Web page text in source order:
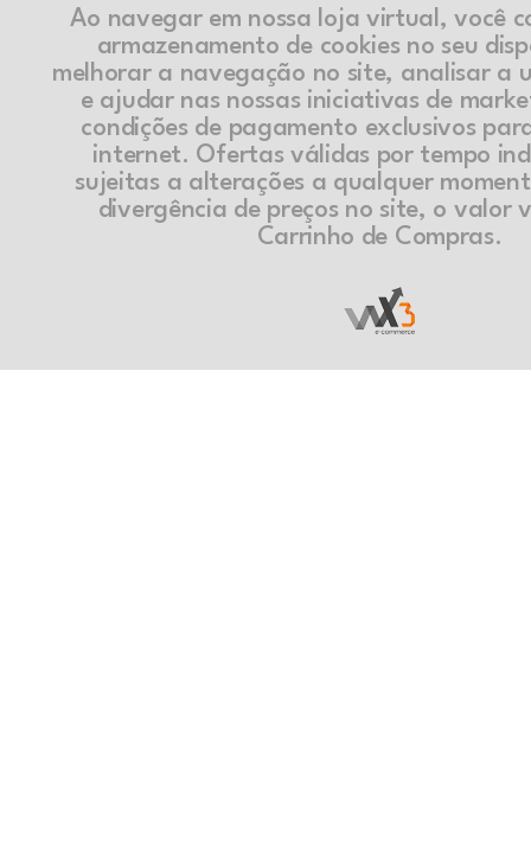
Ao navegar em nossa loja virtual, você
armazenamento de cookies no seu
melhorar a navegação no site, analisar a
e ajudar nas nossas iniciativas de
condições de pagamento exclusivos
internet. Ofertas válidas por tempo
sujeitas a alterações a qualquer
divergência de preços no site, o valor
Carrinho de Compras.